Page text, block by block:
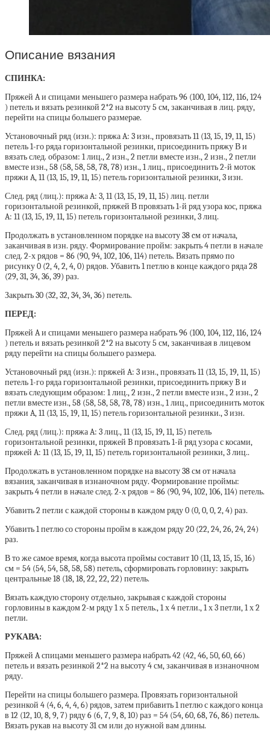
Описание вязания
СПИНКА:
Пряжей A и спицами меньшего размера набрать 96 (100, 104, 112, 116, 124
) петель и вязать резинкой 2*2 на высоту 5 см, заканчивая в лиц. ряду,
перейти на спицы большего размераe.
Установочный ряд (изн.): пряжа A: 3 изн., провязать 11 (13, 15, 19, 11, 15)
петель 1-го ряда горизонтальной резинки, присоединить пряжу В и
вязать след. образом: 1 лиц., 2 изн., 2 петли вместе изн., 2 изн., 2 петли
вместе изн., 58 (58, 58, 58, 78, 78) изн., 1 лиц., присоединить 2-й моток
пряжи A, 11 (13, 15, 19, 11, 15) петель горизонтальной резинки, 3 изн.
След. ряд (лиц.): пряжа A: 3, 11 (13, 15, 19, 11, 15) лиц. петли
горизонтальной резинкой, пряжей В провязать 1-й ряд узора кос, пряжа
A: 11 (13, 15, 19, 11, 15) петель горизонтальной резинки, 3 лиц.
Продолжать в установленном порядке на высоту 38 cм от начала,
заканчивая в изн. ряду. Формирование пройм: закрыть 4 петли в начале
след. 2-х рядов = 86 (90, 94, 102, 106, 114) петель. Вязать прямо по
рисунку 0 (2, 4, 2, 4, 0) рядов. Убавить 1 петлю в конце каждого ряда 28
(29, 31, 34, 36, 39) раз.
Закрыть 30 (32, 32, 34, 34, 36) петель.
ПЕРЕД:
Пряжей A и спицами меньшего размера набрать 96 (100, 104, 112, 116, 124
) петель и вязать резинкой 2*2 на высоту 5 см, заканчивая в лицевом
ряду перейти на спицы большего размера.
Установочный ряд (изн.): пряжей A: 3 изн., провязать 11 (13, 15, 19, 11, 15)
петель 1-го ряда горизонтальной резинки, присоединить пряжу B и
вязать следующим образом: 1 лиц., 2 изн., 2 петли вместе изн., 2 изн., 2
петли вместе изн., 58 (58, 58, 58, 78, 78) изн., 1 лиц., присоединить моток
пряжи A, 11 (13, 15, 19, 11, 15) петель горизонтальной резинки., 3 изн.
След. ряд (лиц.): пряжа A: 3 лиц., 11 (13, 15, 19, 11, 15) петель
горизонтальной резинки, пряжей B провязать 1-й ряд узора с косами,
пряжей A: 11 (13, 15, 19, 11, 15) петель горизонтальной резинки, 3 лиц..
Продолжать в установленном порядке на высоту 38 см от начала
вязания, заканчивая в изнаночном ряду. Формирование проймы:
закрыть 4 петли в начале след. 2-х рядов = 86 (90, 94, 102, 106, 114) петель.
Убавить 2 петли с каждой стороны в каждом ряду 0 (0, 0, 0, 2, 4) раз.
Убавить 1 петлю со стороны пройм в каждом ряду 20 (22, 24, 26, 24, 24)
раз.
В то же самое время, когда высота проймы составит 10 (11, 13, 15, 15, 16)
см = 54 (54, 54, 58, 58, 58) петель, сформировать горловину: закрыть
центральные 18 (18, 18, 22, 22, 22) петель.
Вязать каждую сторону отдельно, закрывая с каждой стороны
горловины в каждом 2-м ряду 1 х 5 петель., 1 х 4 петли., 1 х 3 петли, 1 х 2
петли.
РУКАВА:
Пряжей A спицами меньшего размера набрать 42 (42, 46, 50, 60, 66)
петель и вязать резинкой 2*2 на высоту 4 см, заканчивая в изнаночном
ряду.
Перейти на спицы большего размера. Провязать горизонтальной
резинкой 4 (4, 6, 4, 4, 6) рядов, затем прибавить 1 петлю с каждого конца
в 12 (12, 10, 8, 9, 7) ряду 6 (6, 7, 9, 8, 10) раз = 54 (54, 60, 68, 76, 86) петель.
Вязать рукав на высоту 31 см или до нужной вам длины.